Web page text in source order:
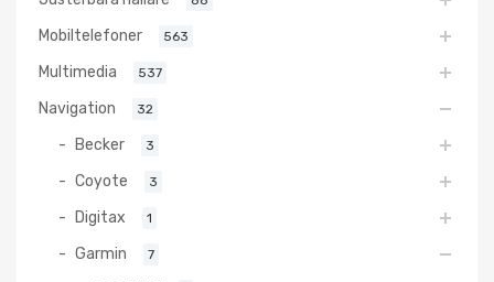
Mobiltelefoner 563
Multimedia 537
Navigation 32
Becker 3
Coyote 3
Digitax 1
Garmin 7